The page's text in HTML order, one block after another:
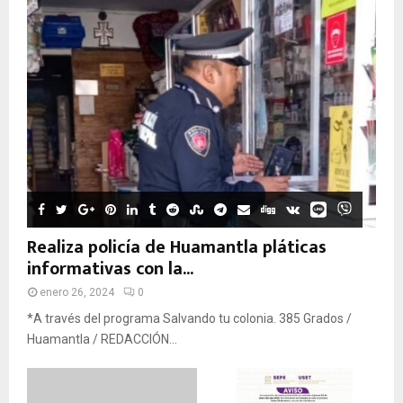
Realiza policía de Huamantla pláticas
informativas con la...
enero 26, 2024 0
*A través del programa Salvando tu colonia. 385 Grados /
Huamantla / REDACCIÓN...